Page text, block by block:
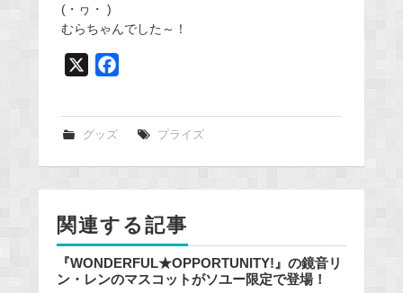
(・ヮ・ )
むらちゃんでした～！
k
グッズ プライズ
関連する記事
『WONDERFUL★OPPORTUNITY!』の鏡音リ
ン・レンのマスコットがソユー限定で登場！